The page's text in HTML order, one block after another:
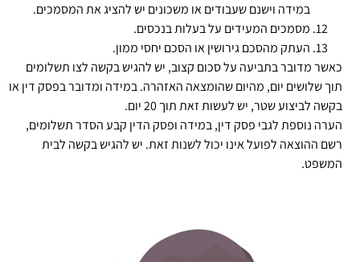
במידה וישנם שעבודים או משכונים יש להציג את המסמכים.
מסמכים המעידים על בעלות בנכסים.
העתק מהסכם גירושין או הסכם יחסי ממון.
כאשר מדובר בתביעה על סכום קצוב, יש להגיש בקשה לצו תשלומים
תוך שלושים יום, מהיום שהומצאה האזהרה. במידה ומדובר בפסק דין או
בקשה לביצוע שטר, יש לעשות זאת תוך 20 יום.
הערה נוספת לגבי פסק דין, במידה ופסק הדין קבע הסדר תשלומים,
רשם ההוצאה לפועל אינו יכול לשנות זאת. יש להגיש בקשה לבית
המשפט.